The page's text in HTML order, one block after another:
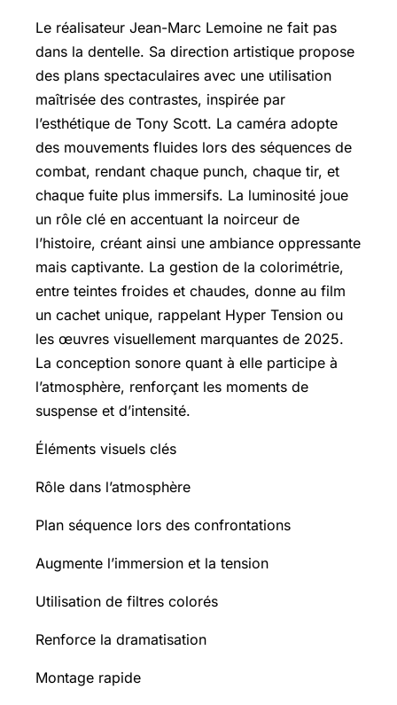
Le réalisateur Jean-Marc Lemoine ne fait pas
dans la dentelle. Sa direction artistique propose
des plans spectaculaires avec une utilisation
maîtrisée des contrastes, inspirée par
l’esthétique de Tony Scott. La caméra adopte
des mouvements fluides lors des séquences de
combat, rendant chaque punch, chaque tir, et
chaque fuite plus immersifs. La luminosité joue
un rôle clé en accentuant la noirceur de
l’histoire, créant ainsi une ambiance oppressante
mais captivante. La gestion de la colorimétrie,
entre teintes froides et chaudes, donne au film
un cachet unique, rappelant Hyper Tension ou
les œuvres visuellement marquantes de 2025.
La conception sonore quant à elle participe à
l’atmosphère, renforçant les moments de
suspense et d’intensité.
Éléments visuels clés
Rôle dans l’atmosphère
Plan séquence lors des confrontations
Augmente l’immersion et la tension
Utilisation de filtres colorés
Renforce la dramatisation
Montage rapide